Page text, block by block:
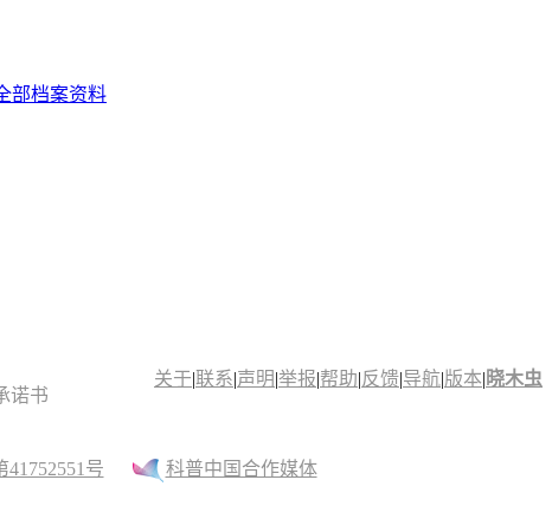
部档案资料
关于|联系|声明|举报|帮助|反馈|导航|版本| 晓木虫
诺书
号 科普中国合作媒体